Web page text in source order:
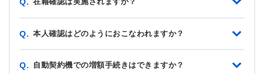
Q.
Q. 本人確認はどのようにおこなわれますか？
Q. 自動契約機での増額手続きはできますか？